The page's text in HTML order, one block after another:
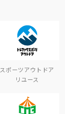
スポーツアウトドア
リユース